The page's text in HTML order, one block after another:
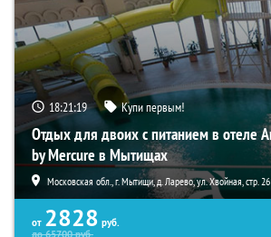
18:21:18 Купи первым!
Отдых для двоих с питанием в отеле
by Mercure в Мытищах
Московская обл., г. Мытищи, д. Ларево, ул. Хвойная, стр. 26
от 2828 руб.
до65700руб.